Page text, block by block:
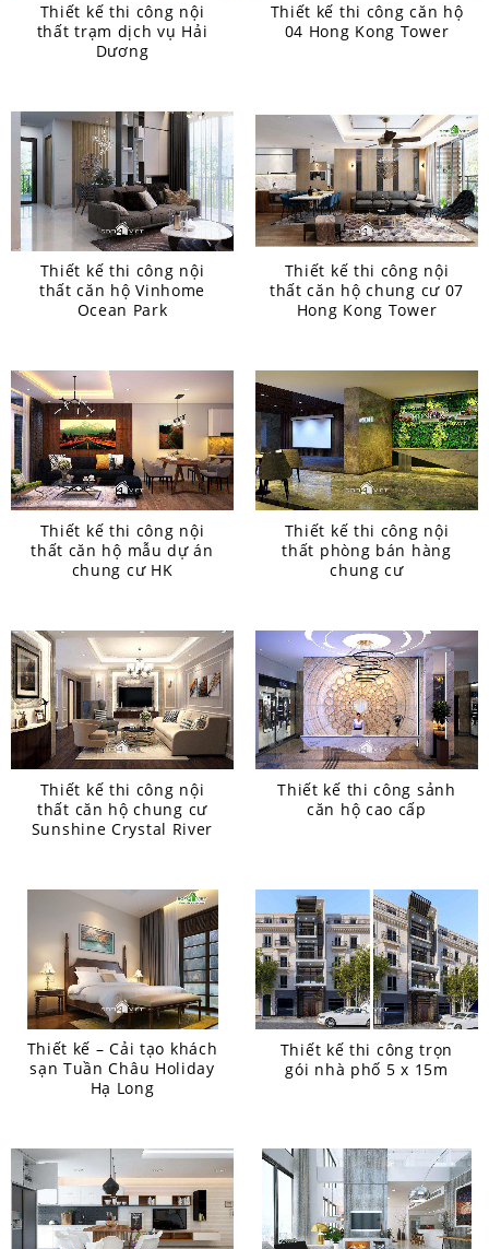
Thiết kế thi công nội
thất trạm dịch vụ Hải
Dương
Thiết kế thi công căn hộ
04 Hong Kong Tower
Thiết kế thi công nội
thất căn hộ Vinhome
Ocean Park
Thiết kế thi công nội
thất căn hộ chung cư 07
Hong Kong Tower
Thiết kế thi công nội
thất căn hộ mẫu dự án
chung cư HK
Thiết kế thi công nội
thất phòng bán hàng
chung cư
Thiết kế thi công nội
thất căn hộ chung cư
Sunshine Crystal River
Thiết kế thi công sảnh
căn hộ cao cấp
Thiết kế – Cải tạo khách
sạn Tuần Châu Holiday
Hạ Long
Thiết kế thi công trọn
gói nhà phố 5 x 15m